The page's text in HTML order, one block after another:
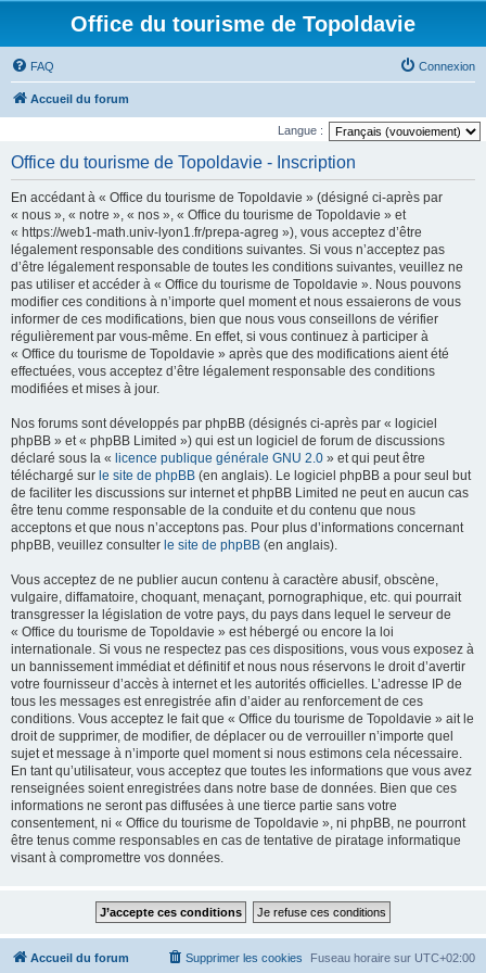
Office du tourisme de Topoldavie
FAQ Connexion
Accueil du forum
Langue :
Office du tourisme de Topoldavie - Inscription
En accédant à « Office du tourisme de Topoldavie » (désigné ci-après par
« nous », « notre », « nos », « Office du tourisme de Topoldavie » et
« https://web1-math.univ-lyon1.fr/prepa-agreg »), vous acceptez d’être
légalement responsable des conditions suivantes. Si vous n’acceptez pas
d’être légalement responsable de toutes les conditions suivantes, veuillez ne
pas utiliser et accéder à « Office du tourisme de Topoldavie ». Nous pouvons
modifier ces conditions à n’importe quel moment et nous essaierons de vous
informer de ces modifications, bien que nous vous conseillons de vérifier
régulièrement par vous-même. En effet, si vous continuez à participer à
« Office du tourisme de Topoldavie » après que des modifications aient été
effectuées, vous acceptez d’être légalement responsable des conditions
modifiées et mises à jour.
Nos forums sont développés par phpBB (désignés ci-après par « logiciel
phpBB » et « phpBB Limited ») qui est un logiciel de forum de discussions
déclaré sous la « licence publique générale GNU 2.0 » et qui peut être
téléchargé sur le site de phpBB (en anglais). Le logiciel phpBB a pour seul but
de faciliter les discussions sur internet et phpBB Limited ne peut en aucun cas
être tenu comme responsable de la conduite et du contenu que nous
acceptons et que nous n’acceptons pas. Pour plus d’informations concernant
phpBB, veuillez consulter le site de phpBB (en anglais).
Vous acceptez de ne publier aucun contenu à caractère abusif, obscène,
vulgaire, diffamatoire, choquant, menaçant, pornographique, etc. qui pourrait
transgresser la législation de votre pays, du pays dans lequel le serveur de
« Office du tourisme de Topoldavie » est hébergé ou encore la loi
internationale. Si vous ne respectez pas ces dispositions, vous vous exposez à
un bannissement immédiat et définitif et nous nous réservons le droit d’avertir
votre fournisseur d’accès à internet et les autorités officielles. L’adresse IP de
tous les messages est enregistrée afin d’aider au renforcement de ces
conditions. Vous acceptez le fait que « Office du tourisme de Topoldavie » ait le
droit de supprimer, de modifier, de déplacer ou de verrouiller n’importe quel
sujet et message à n’importe quel moment si nous estimons cela nécessaire.
En tant qu’utilisateur, vous acceptez que toutes les informations que vous avez
renseignées soient enregistrées dans notre base de données. Bien que ces
informations ne seront pas diffusées à une tierce partie sans votre
consentement, ni « Office du tourisme de Topoldavie », ni phpBB, ne pourront
être tenus comme responsables en cas de tentative de piratage informatique
visant à compromettre vos données.
Accueil du forum Fuseau horaire sur UTC+02:00
Supprimer les cookies